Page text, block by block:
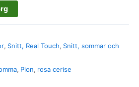
, Snitt, Real Touch, Snitt, sommar och
, Pion, rosa cerise